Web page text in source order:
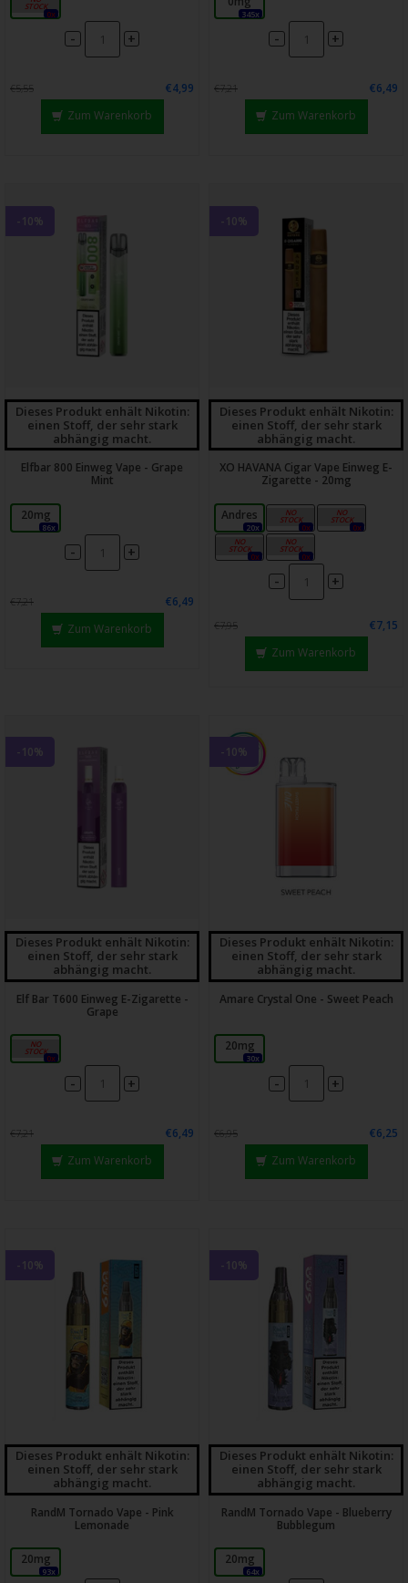
0x
- +
€5,55
€4,99
Zum Warenkorb
345x
- +
€7,21
€6,49
Zum Warenkorb
-10%
Dieses Produkt enhält Nikotin:
einen Stoff, der sehr stark
abhängig macht.
Elfbar 800 Einweg Vape - Grape
Mint
20mg
86x
- +
€7,21
€6,49
Zum Warenkorb
-10%
Dieses Produkt enhält Nikotin:
einen Stoff, der sehr stark
abhängig macht.
XO HAVANA Cigar Vape Einweg E-
Zigarette - 20mg
Andres
20x
Venecia
0x
Romeo
0x
Retto
0x
Daisy
0x
- +
€7,95
€7,15
Zum Warenkorb
-10%
Dieses Produkt enhält Nikotin:
einen Stoff, der sehr stark
abhängig macht.
Elf Bar T600 Einweg E-Zigarette -
Grape
20mg
0x
- +
€7,21
€6,49
Zum Warenkorb
-10%
Dieses Produkt enhält Nikotin:
einen Stoff, der sehr stark
abhängig macht.
Amare Crystal One - Sweet Peach
20mg
30x
- +
€6,95
€6,25
Zum Warenkorb
-10%
Dieses Produkt enhält Nikotin:
einen Stoff, der sehr stark
abhängig macht.
RandM Tornado Vape - Pink
Lemonade
20mg
93x
-10%
Dieses Produkt enhält Nikotin:
einen Stoff, der sehr stark
abhängig macht.
RandM Tornado Vape - Blueberry
Bubblegum
20mg
64x